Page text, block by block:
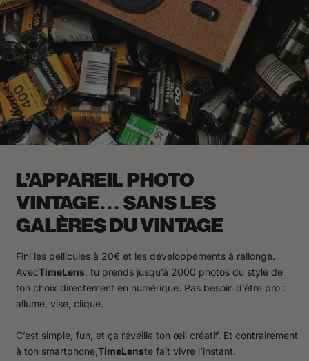
L’APPAREIL PHOTO
VINTAGE… SANS LES
GALÈRES DU VINTAGE
Fini les pellicules à 20€ et les développements à rallonge.
AvecTimeLens, tu prends jusqu’à 2000 photos du style de
ton choix directement en numérique. Pas besoin d’être pro :
allume, vise, clique.
C’est simple, fun, et ça réveille ton œil créatif. Et contrairement
à ton smartphone, TimeLenste fait vivre l’instant.